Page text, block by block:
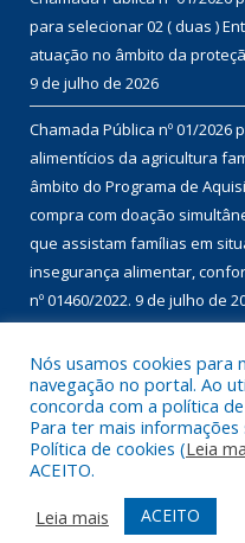
para selecionar 02 ( duas )
atuação no âmbito da
9 de julho de 2026
Chamada Pública nº 01/
alimentícios da agricultura
âmbito do Programa de
compra com doação
que assistam famílias em
insegurança alimentar,
nº 01460/2022. 9 de julho de
DESENVOLVIDO POR CR2
Nós usamos cookies para
navegação no portal. Ao
concorda com a política
Para ter mais
Política de cookies (Leia
ACEITO.
Leia mais
ACEITO